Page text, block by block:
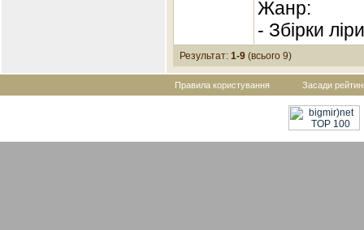
Жанр:
- Збірки
Результат: 1-9 (всього 9)
Правила користування Засади